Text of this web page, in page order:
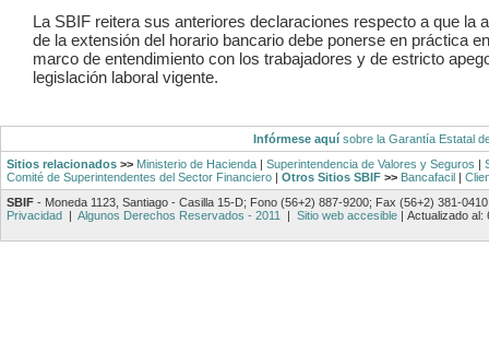
La SBIF reitera sus anteriores declaraciones respecto a que la
de la extensión del horario bancario debe ponerse en práctica
marco de entendimiento con los trabajadores y de estricto
legislación laboral vigente.
Infórmese aquísobre la Garantía Estatal
Sitios relacionados >> Ministerio de Hacienda | Superintendencia de Valores y Seguros |
Comité de Superintendentes del Sector Financiero | Otros Sitios SBIF >> Bancafacil |
SBIF - Moneda 1123, Santiago - Casilla 15-D; Fono (56+2) 887-9200; Fax (56+2) 381-0410
Privacidad | Algunos Derechos Reservados - 2011 | Sitio web accesible | Actualizado al: